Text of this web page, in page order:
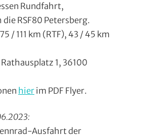
Rundfahrt,
RSF80 Petersberg.
/ 111 km (RTF), 43 / 45 km
1, 36100
hierim PDF Flyer.
Ausfahrt der